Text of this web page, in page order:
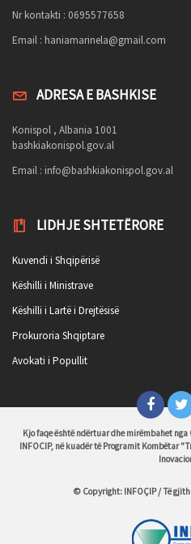
Nr kontakti : 0695577658
Email : haniamarinela@gmail.com
ADRESA E BASHKISE
Konispol , Albania 1001
bashkiakonispol.gov.al
Email : info@bashkiakonispol.gov.al
LIDHJE SHTETËRORE
Kuvendi i Shqipërisë
Këshilli i Ministrave
Këshilli i Lartë i Drejtësisë
Prokuroria Shqiptare
Avokati i Popullit
Kjo faqe është ndërtuar dhe mirëmbahet
INFOCIP, në kuadër të Programit Kombëtar
© Copyright: INFOÇIP / Të